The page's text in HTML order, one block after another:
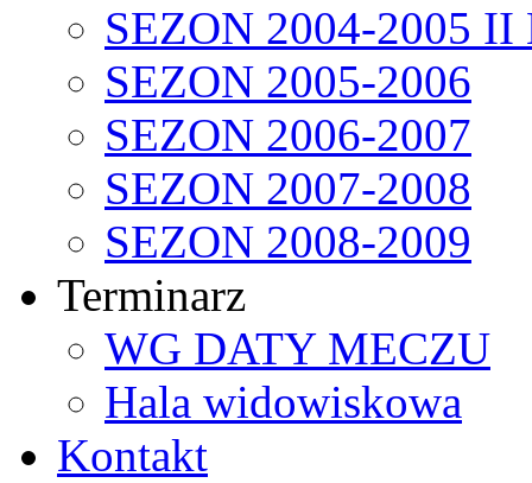
SEZON 2004-2005
SEZON 2005-2006
SEZON 2006-2007
SEZON 2007-2008
SEZON 2008-2009
Terminarz
WG DATY MECZU
Hala widowiskowa
Kontakt